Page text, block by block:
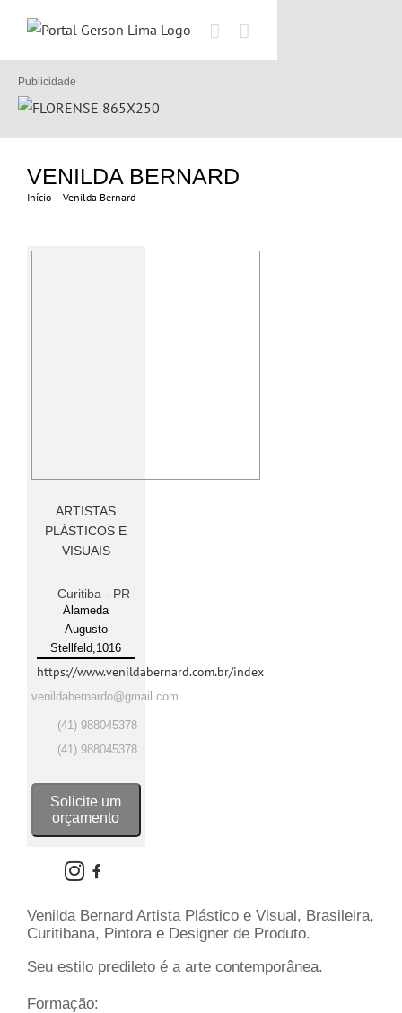
o
conteúdo
Publicidade
VENILDA BERNARD
Início | Venilda Bernard
ARTISTAS
PLÁSTICOS E
VISUAIS
Curitiba - PR
Alameda
Augusto
Stellfeld,1016
https://www.venildabernard.com.br/index
venildabernardo@gmail.com
(41) 988045378
(41) 988045378
Solicite um
orçamento
Venilda Bernard Artista Plástico e Visual, Brasileira,
Curitibana, Pintora e Designer de Produto.
Seu estilo predileto é a arte contemporânea.
Formação: